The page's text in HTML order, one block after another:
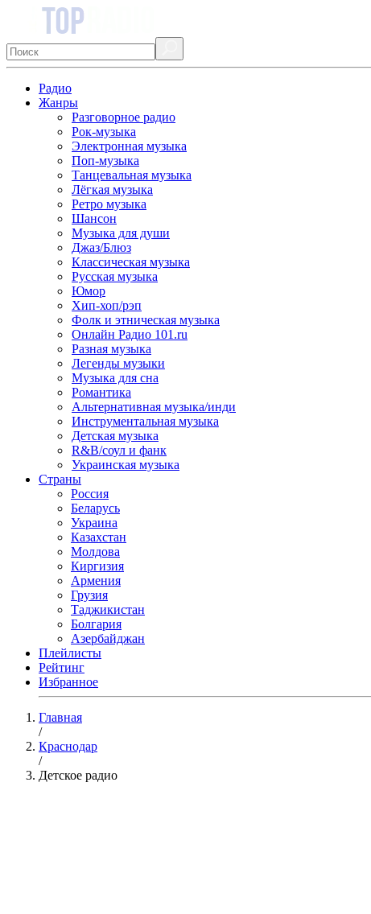
Радио
Жанры
Разговорное радио
Рок-музыка
Электронная музыка
Поп-музыка
Танцевальная музыка
Лёгкая музыка
Ретро музыка
Шансон
Музыка для души
Джаз/Блюз
Классическая музыка
Русская музыка
Юмор
Хип-хоп/рэп
Фолк и этническая музыка
Онлайн Радио 101.ru
Разная музыка
Легенды музыки
Музыка для сна
Романтика
Альтернативная музыка/инди
Инструментальная музыка
Детская музыка
R&B/cоул и фанк
Украинская музыка
Страны
Россия
Беларусь
Украина
Казахстан
Молдова
Киргизия
Армения
Грузия
Таджикистан
Болгария
Азербайджан
Плейлисты
Рейтинг
Избранное
Главная
/
Краснодар
/
Детское радио